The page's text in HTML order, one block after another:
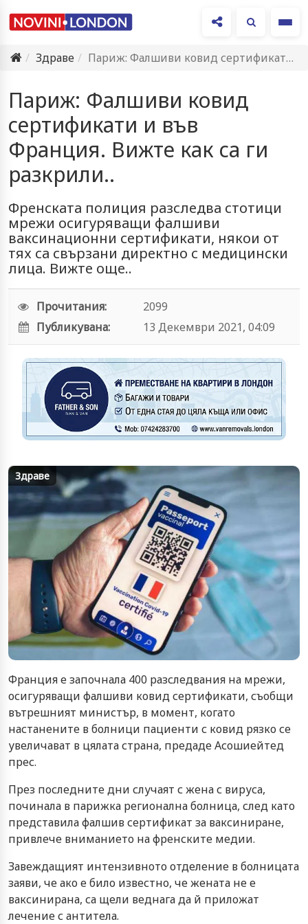
Здраве
Париж: Фалшиви ковид сертификати и във Франция. Вижте как са…
Париж: Фалшиви ковид
сертификати и във
Франция. Вижте как са ги
разкрили..
Френската полиция разследва стотици
мрежи осигуряващи фалшиви
ваксинационни сертификати, някои от
тях са свързани директно с медицински
лица. Вижте още..
Прочитания:
2099
Публикувана:
13 Декември 2021, 04:09
Здраве
Франция е започнала 400 разследвания на мрежи,
осигуряващи фалшиви ковид сертификати, съобщи
вътрешният министър, в момент, когато
настанените в болници пациенти с ковид рязко се
увеличават в цялата страна, предаде Асошиейтед
прес.
През последните дни случаят с жена с вируса,
починала в парижка регионална болница, след като
представила фалшив сертификат за ваксиниране,
привлече вниманието на френските медии.
Завеждащият интензивното отделение в болницата
заяви, че ако е било известно, че жената не е
ваксинирана, са щели веднага да й приложат
лечение с антитела.